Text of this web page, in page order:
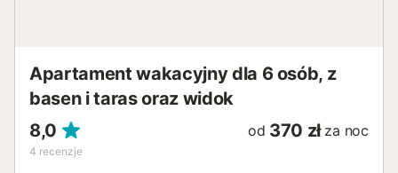
Apartament wakacyjny dla 6 osób, z
basen i taras oraz widok
8,0
4 recenzje
od 370 zł za noc